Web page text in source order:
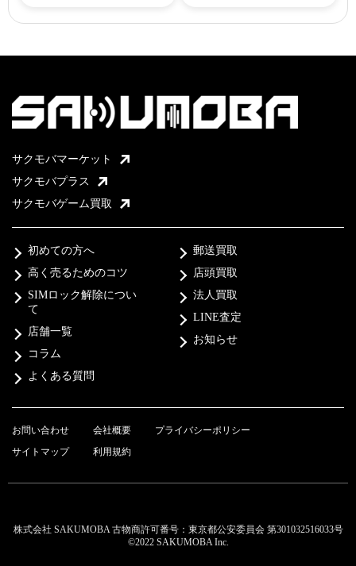
サクモバマーケット
サクモバプラス
サクモバゲーム買取
初めての方へ
高く売るためのコツ
SIMロック解除につい
て
店舗一覧
コラム
よくある質問
郵送買取
店頭買取
法人買取
LINE査定
お知らせ
お問い合わせ 会社概要
プライバシーポリシー
サイトマップ
利用規約
株式会社 SAKUMOBA 古物商許可番号：東京都公安委員会 第301032516033号
©2022 SAKUMOBA Inc.